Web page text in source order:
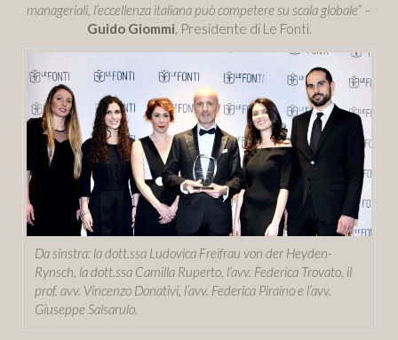
manageriali, l’eccellenza italiana può competere su scala globale” –
Guido Giommi, Presidente di Le Fonti.
Da sinstra: la dott.ssa Ludovica Freifrau von der Heyden-
Rynsch, la dott.ssa Camilla Ruperto, l’avv. Federica Trovato, il
prof. avv. Vincenzo Donativi, l’avv. Federica Piraino e l’avv.
Giuseppe Salsarulo.